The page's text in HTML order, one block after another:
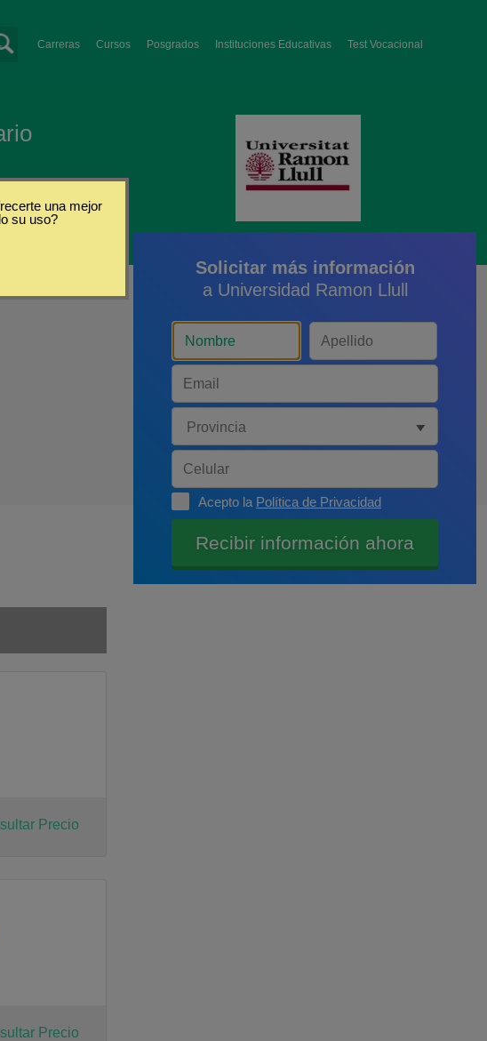
Carreras Cursos Posgrados Instituciones Educativas Test Vocacional
Precio
Precio
Solicitar más información
a Universidad Ramon Llull
Acepto la Política de Privacidad
una mejor
su uso?